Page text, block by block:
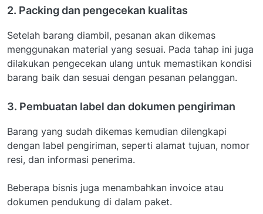
2. Packing dan pengecekan kualitas
Setelah barang diambil, pesanan akan dikemas
menggunakan material yang sesuai. Pada tahap ini juga
dilakukan pengecekan ulang untuk memastikan kondisi
barang baik dan sesuai dengan pesanan pelanggan.
3. Pembuatan label dan dokumen pengiriman
Barang yang sudah dikemas kemudian dilengkapi
dengan label pengiriman, seperti alamat tujuan, nomor
resi, dan informasi penerima.
Beberapa bisnis juga menambahkan invoice atau
dokumen pendukung di dalam paket.